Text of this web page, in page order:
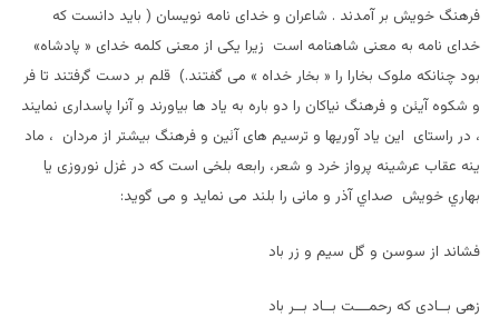
فرهنگ خويش بر آمدند . شاعران و خدای نامه نويسان ( بايد دانست که
خدای نامه به معنی شاهنامه است زيرا يکی از معنی کلمه خدای « پادشاه»
بود چنانکه ملوک بخارا را « بخار خداه » می گفتند.) قلم بر دست گرفتند تا فر
و شکوه آيئن و فرهنگ نياکان را دو باره به ياد ها بياورند و آنرا پاسداری نمايند
، در راستای اين ياد آوریها و ترسيم های آئين و فرهنگ بیشتر از مردان ، ماد
ينه عقاب عرشينه پرواز خرد و شعر، رابعه بلخی است که در غزل نوروزی يا
بهاري خويش صداي آذر و مانی را بلند می نمايد و می گويد:
فشاند از سوسن و گل سيم و زر باد
زهی بــادی که رحمـــت بــاد بــر باد